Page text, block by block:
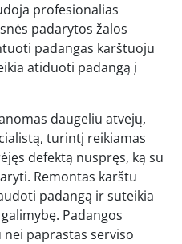
profesionalias
padarytos žalos
padangas karštuoju
atiduoti padangą į
daugeliu atvejų,
turintį reikiamas
defektą nuspręs, ką su
Remontas karštu
padangą ir suteikia
Padangos
paprastas serviso